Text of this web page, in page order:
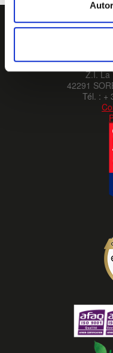
Z.I. La
42291
Tél. : +